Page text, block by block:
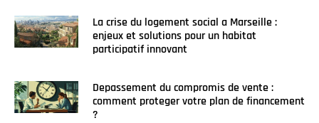
La crise du logement social a Marseille :
enjeux et solutions pour un habitat
participatif innovant
Depassement du compromis de vente :
comment proteger votre plan de financement
?